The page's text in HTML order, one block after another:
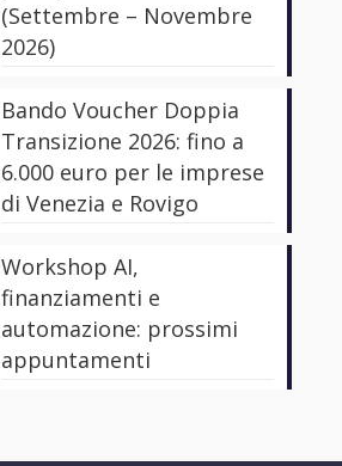
(Settembre – Novembre
2026)
Bando Voucher Doppia
Transizione 2026: fino a
6.000 euro per le imprese
di Venezia e Rovigo
Workshop AI,
finanziamenti e
automazione: prossimi
appuntamenti